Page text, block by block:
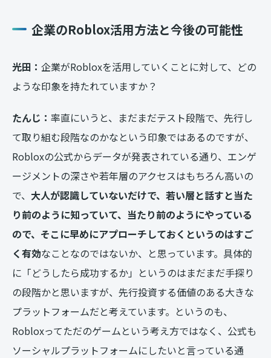
企業のRoblox活用方法と今後の可能性
光田： 企業がRobloxを活用していくことに対して、どの
ような印象を持たれていますか？
たんじ： 率直にいうと、まだまだテスト段階で、先行し
て取り組む段階なのかなという印象ではあるのですが、
Robloxの公式からデータが発表されている通り、エンゲ
ージメントの深さや若年層のアクセスはもちろん高いの
で、 大人が認識していないだけで、若い層と話すと当た
り前のように知っていて、当たり前のようにやっている
ので、そこに早めにアプローチしておくというのはすご
く有効なことなのではないか、と思っています。具体的
に「どうしたら成功するか」というのはまだまだ手探り
の段階かと思いますが、先行投資する価値のある大きな
プラットフォームだと考えています。というのも、
Robloxってただのゲームという考え方ではなく、公式も
ソーシャルプラットフォームにしたいと言っている通